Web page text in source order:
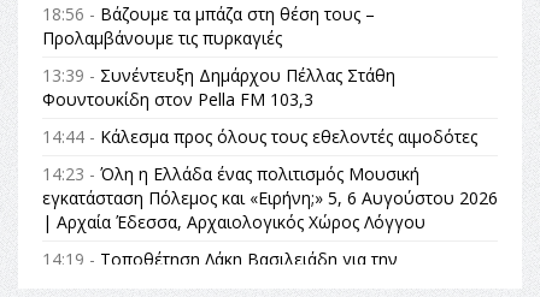
18:56 - Βάζουμε τα μπάζα στη θέση τους –
Προλαμβάνουμε τις πυρκαγιές
13:39 - Συνέντευξη Δημάρχου Πέλλας Στάθη
Φουντουκίδη στον Pella FM 103,3
14:44 - Κάλεσμα προς όλους τους εθελοντές αιμοδότες
14:23 - Όλη η Ελλάδα ένας πολιτισμός Μουσική
εγκατάσταση Πόλεμος και «Ειρήνη;» 5, 6 Αυγούστου 2026
| Αρχαία Έδεσσα, Αρχαιολογικός Χώρος Λόγγου
14:19 - Τοποθέτηση Λάκη Βασιλειάδη για την
Αναθεώρηση του Συντάγματος: «Σε τέτοιες κορυφαίες